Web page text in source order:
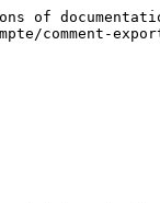
of
comment-